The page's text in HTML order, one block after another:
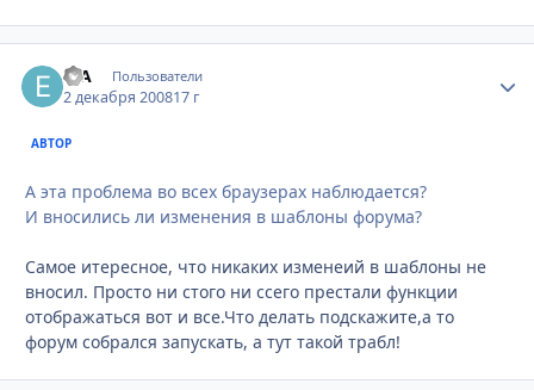
erA Пользователи
2 декабря 200817 г
АВТОР
А эта проблема во всех браузерах наблюдается?
И вносились ли изменения в шаблоны форума?
Самое итересное, что никаких изменеий в шаблоны не
вносил. Просто ни стого ни ссего престали функции
отображаться вот и все.Что делать подскажите,а то
форум собрался запускать, а тут такой трабл!